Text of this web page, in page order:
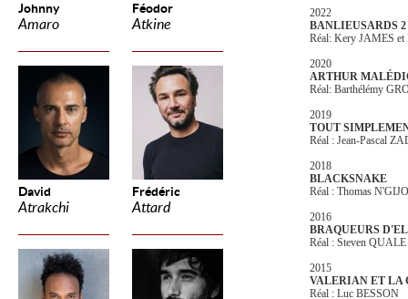
Johnny
Amaro
Féodor
Atkine
David
Atrakchi
Frédéric
Attard
2022
BANLIEUSARDS 2
Réal: Kery JAMES et
2020
ARTHUR
Réal: Barthélémy
2019
TOUT
Réal : Jean-Pascal
2018
BLACKSNAKE
Réal : Thomas
2016
BRAQUEURS
Réal : Steven QUALE
2015
VALERIAN ET LA
Réal : Luc BESSON